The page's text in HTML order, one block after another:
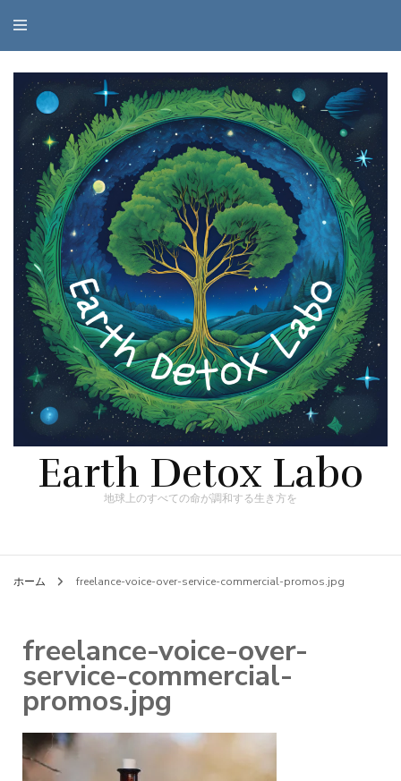
Earth Detox Labo
地球上のすべての命が調和する生き方を
ホーム freelance-voice-over-service-commercial-promos.jpg
freelance-voice-over-
service-commercial-
promos.jpg